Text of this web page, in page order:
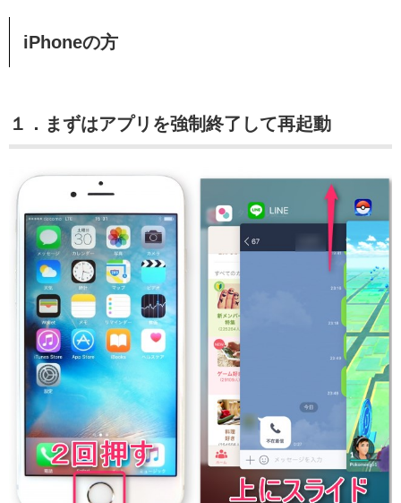
iPhoneの方
１．まずはアプリを強制終了して再起動